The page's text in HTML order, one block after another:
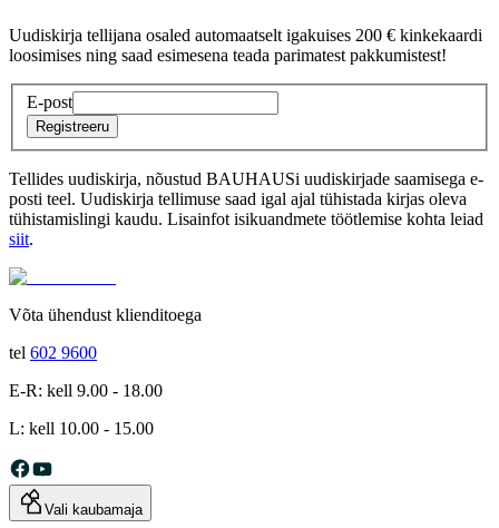
Uudiskirja tellijana osaled automaatselt igakuises 200 € kinkekaardi
loosimises ning saad esimesena teada parimatest pakkumistest!
E-post
Registreeru
Tellides uudiskirja, nõustud BAUHAUSi uudiskirjade saamisega e-
posti teel. Uudiskirja tellimuse saad igal ajal tühistada kirjas oleva
tühistamislingi kaudu. Lisainfot isikuandmete töötlemise kohta leiad
siit.
Võta ühendust klienditoega
tel 602 9600
E-R: kell 9.00 - 18.00
L: kell 10.00 - 15.00
Vali kaubamaja